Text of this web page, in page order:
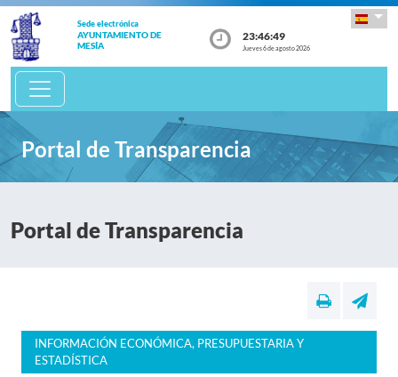
Sede electrónica
AYUNTAMIENTO DE
MESÍA
23:46:49
Jueves 6 de agosto 2026
Portal de Transparencia
Portal de Transparencia
INFORMACIÓN ECONÓMICA, PRESUPUESTARIA Y
ESTADÍSTICA